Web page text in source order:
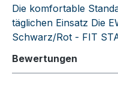
Die komfortable
täglichen Einsatz Die
Schwarz/Rot - FIT
Bewertungen